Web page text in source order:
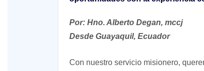
Por: Hno. Alberto Degan, mccj
Desde Guayaquil, Ecuador
Con nuestro servicio misionero,